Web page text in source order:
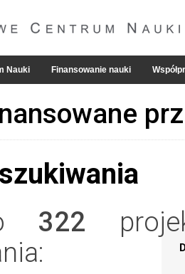
Nauki Finansowanie nauki
322